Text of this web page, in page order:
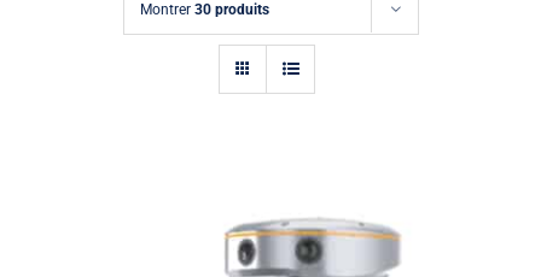
Montrer 30 produits